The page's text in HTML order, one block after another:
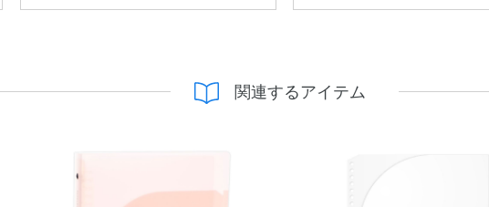
関連するアイテム